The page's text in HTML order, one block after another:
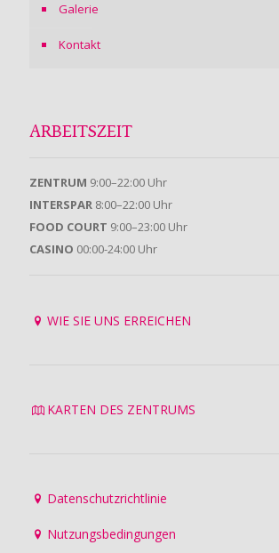
Galerie
Kontakt
ARBEITSZEIT
ZENTRUM 9:00–22:00 Uhr
INTERSPAR 8:00–22:00 Uhr
FOOD COURT 9:00–23:00 Uhr
CASINO 00:00-24:00 Uhr
WIE SIE UNS ERREICHEN
KARTEN DES ZENTRUMS
Datenschutzrichtlinie
Nutzungsbedingungen